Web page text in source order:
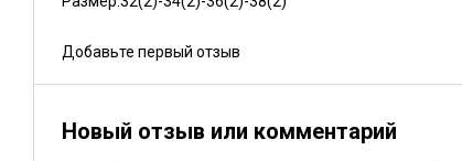
Добавьте первый отзыв
Новый отзыв или комментарий